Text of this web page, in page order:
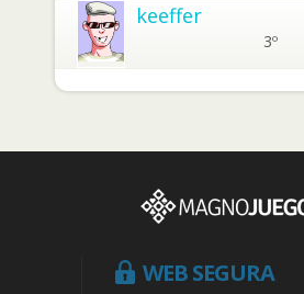
keeffer
3º
WEB SEGURA